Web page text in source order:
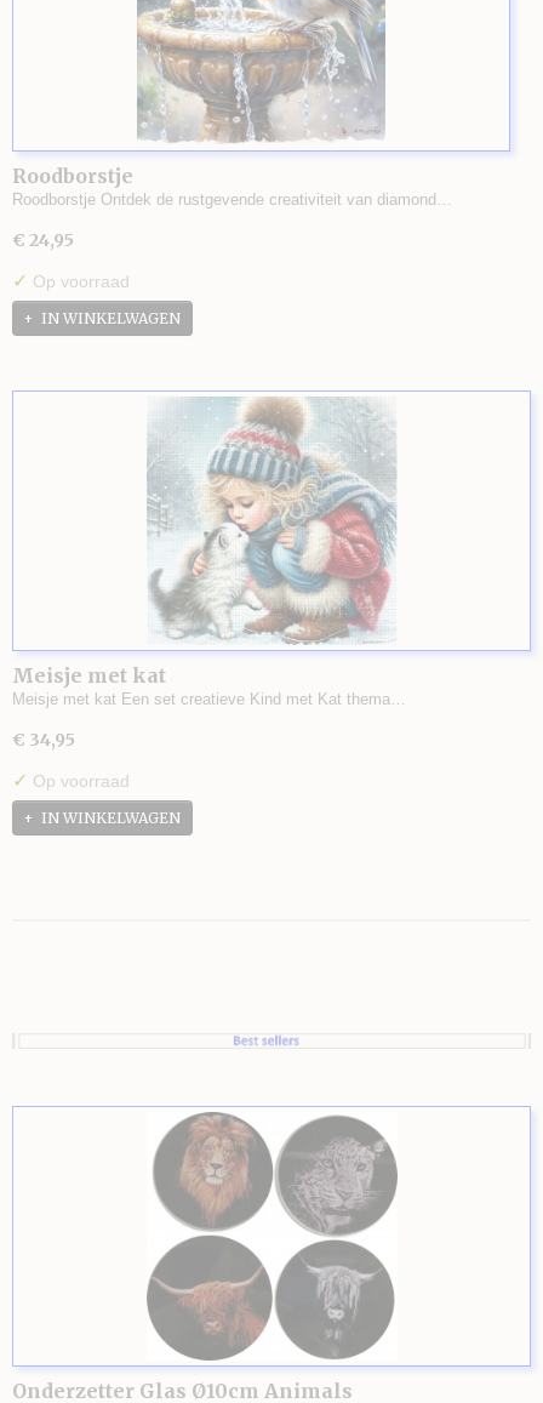
Roodborstje
Roodborstje Ontdek de rustgevende creativiteit van diamond…
€ 24,95
✓ Op voorraad
IN WINKELWAGEN
Meisje met kat
Meisje met kat Een set creatieve Kind met Kat thema…
€ 34,95
✓ Op voorraad
IN WINKELWAGEN
Onderzetter Glas Ø10cm Animals